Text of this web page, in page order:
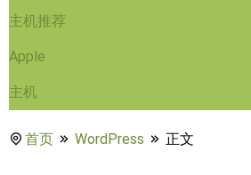
主机推荐
Apple
主机
首页 WordPress 正文